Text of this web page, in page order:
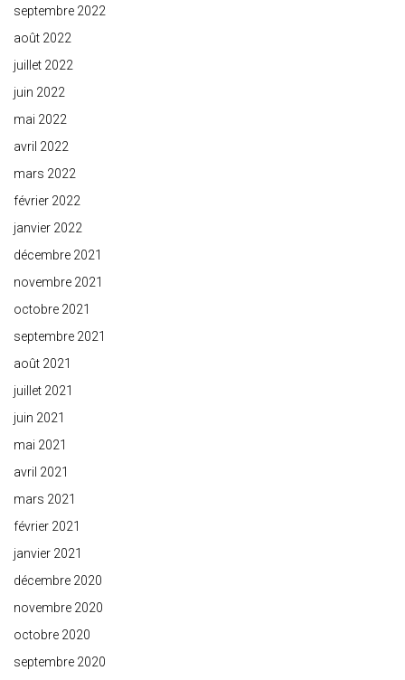
septembre 2022
août 2022
juillet 2022
juin 2022
mai 2022
avril 2022
mars 2022
février 2022
janvier 2022
décembre 2021
novembre 2021
octobre 2021
septembre 2021
août 2021
juillet 2021
juin 2021
mai 2021
avril 2021
mars 2021
février 2021
janvier 2021
décembre 2020
novembre 2020
octobre 2020
septembre 2020